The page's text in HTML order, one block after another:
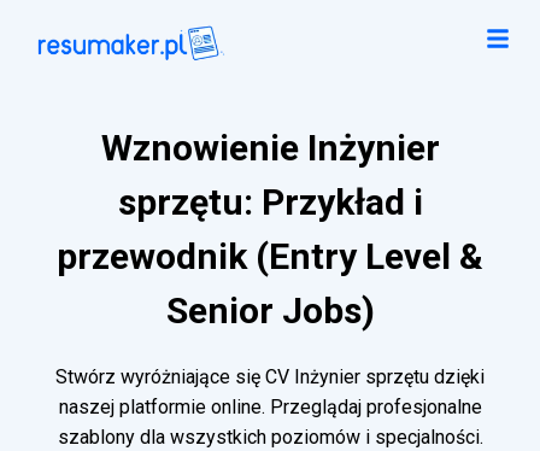
Wznowienie Inżynier
sprzętu: Przykład i
przewodnik (Entry Level &
Senior Jobs)
Stwórz wyróżniające się CV Inżynier sprzętu dzięki
naszej platformie online. Przeglądaj profesjonalne
szablony dla wszystkich poziomów i specjalności.